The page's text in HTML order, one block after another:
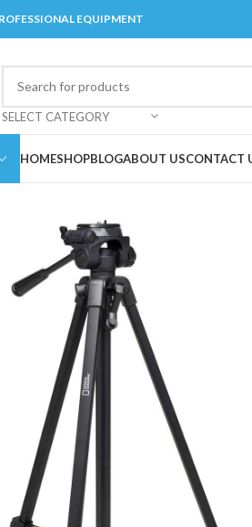
EQUIPMENT
SELECT CATEGORY
HOMESHOPBLOGABOUT USCONTACT